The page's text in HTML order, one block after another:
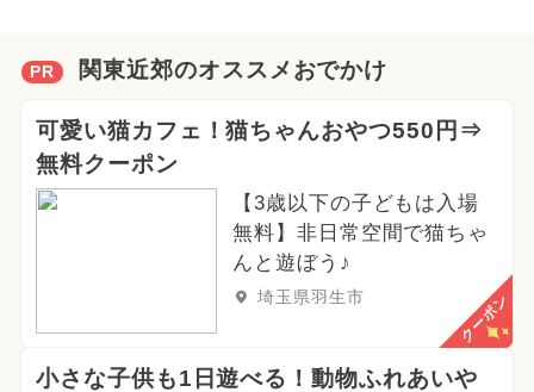
PR 関東近郊のオススメおでかけ
可愛い猫カフェ！猫ちゃんおやつ550円⇒
無料クーポン
【3歳以下の子どもは入場
無料】非日常空間で猫ちゃ
んと遊ぼう♪
埼玉県羽生市 クーポン
小さな子供も1日遊べる！動物ふれあいや